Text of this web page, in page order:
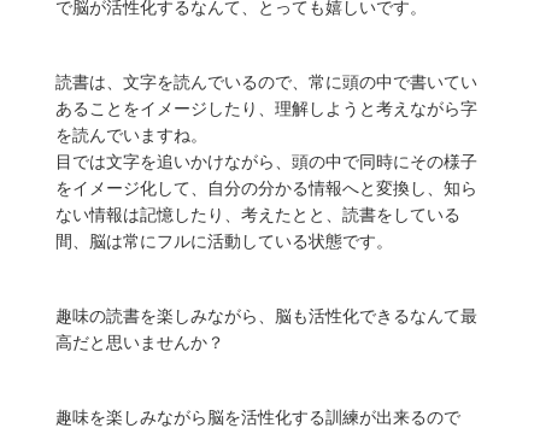
で脳が活性化するなんて、とっても嬉しいです。
読書は、文字を読んでいるので、常に頭の中で書いてい
あることをイメージしたり、理解しようと考えながら字
を読んでいますね。
目では文字を追いかけながら、頭の中で同時にその様子
をイメージ化して、自分の分かる情報へと変換し、知ら
ない情報は記憶したり、考えたとと、読書をしている
間、脳は常にフルに活動している状態です。
趣味の読書を楽しみながら、脳も活性化できるなんて最
高だと思いませんか？
趣味を楽しみながら脳を活性化する訓練が出来るので